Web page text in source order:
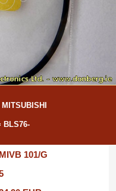
BLS76-
MIVB 101/G